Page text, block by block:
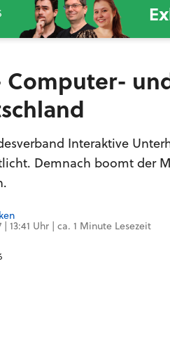
Computer-
Interaktive
Demnach boomt der
| 13:41 Uhr | ca. 1 Minute Lesezeit